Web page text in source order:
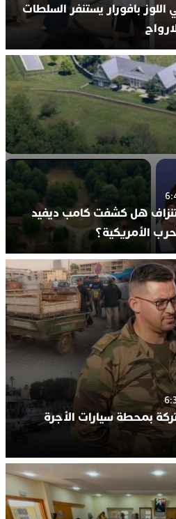
بافورار يستنفر السلطات
هل كشفت كامب ديفيد
الأمريكية؟
بمحطة سيارات الأجرة